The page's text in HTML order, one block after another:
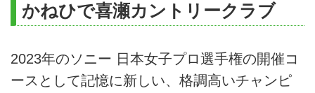
かねひで喜瀬カントリークラブ
2023年のソニー 日本女子プロ選手権の開催コ
ースとして記憶に新しい、格調高いチャンピ